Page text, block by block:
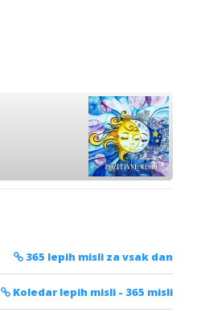
365 lepih misli za vsak dan
Koledar lepih misli - 365 misli